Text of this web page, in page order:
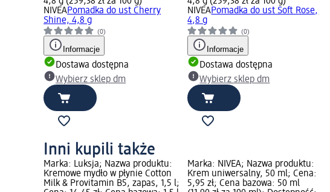
NIVEAPomadka do ust Cherry
Shine, 4,8 g
(0)
Informacje
Dostawa dostępna
Wybierz sklep dm
NIVEAPomadka do ust Soft Rose,
4,8 g
(0)
Informacje
Dostawa dostępna
Wybierz sklep dm
Inni kupili także
Marka: Luksja; Nazwa produktu:
Kremowe mydło w płynie Cotton
Milk & Provitamin B5, zapas, 1,5 l;
Marka: NIVEA; Nazwa produktu:
Krem uniwersalny, 50 ml; Cena:
5,95 zł; Cena bazowa: 50 ml